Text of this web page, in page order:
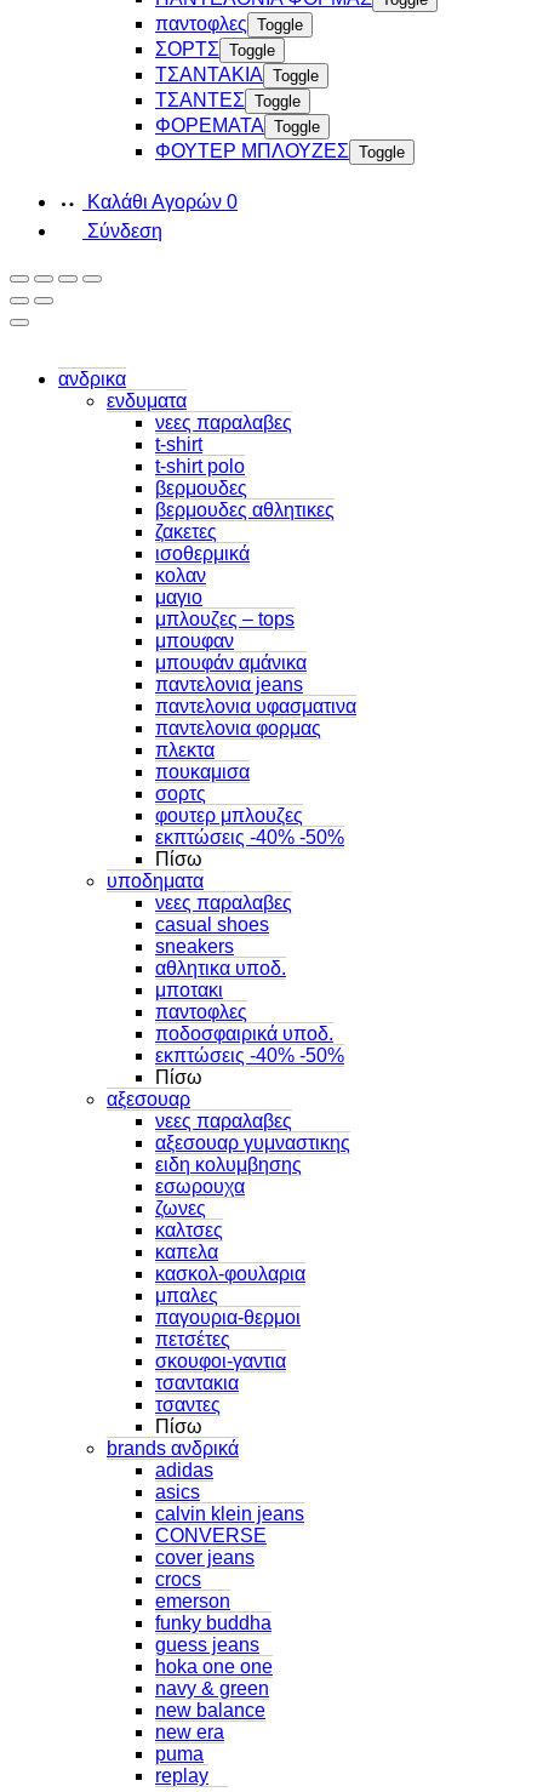
παντοφλες Toggle
ΣΟΡΤΣ Toggle
ΤΣΑΝΤΑΚΙΑ Toggle
ΤΣΑΝΤΕΣ Toggle
ΦΟΡΕΜΑΤΑ Toggle
ΦΟΥΤΕΡ ΜΠΛΟΥΖΕΣ Toggle
Καλάθι Αγορών 0
Σύνδεση
ανδρικα
ενδυματα
νεες παραλαβες
t-shirt
t-shirt polo
βερμουδες
βερμουδες αθλητικες
ζακετες
ισοθερμικά
κολαν
μαγιο
μπλουζες – tops
μπουφαν
μπουφάν αμάνικα
παντελονια jeans
παντελονια υφασματινα
παντελονια φορμας
πλεκτα
πουκαμισα
σορτς
φουτερ μπλουζες
εκπτώσεις -40% -50%
Πίσω
υποδηματα
νεες παραλαβες
casual shoes
sneakers
αθλητικα υποδ.
μποτακι
παντοφλες
ποδοσφαιρικά υποδ.
εκπτώσεις -40% -50%
Πίσω
αξεσουαρ
νεες παραλαβες
αξεσουαρ γυμναστικης
ειδη κολυμβησης
εσωρουχα
ζωνες
καλτσες
καπελα
κασκολ-φουλαρια
μπαλες
παγουρια-θερμοι
πετσέτες
σκουφοι-γαντια
τσαντακια
τσαντες
Πίσω
brands ανδρικά
adidas
asics
calvin klein jeans
CONVERSE
cover jeans
crocs
emerson
funky buddha
guess jeans
hoka one one
navy & green
new balance
new era
puma
replay